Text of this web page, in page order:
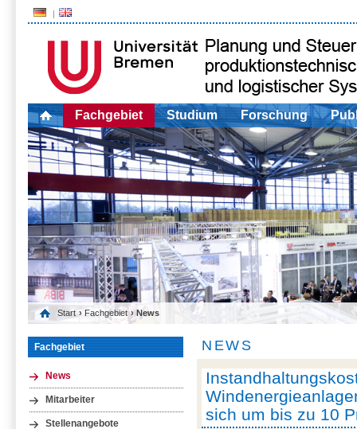
Fachgebiet Studium Forschung
Start › Fachgebiet › News
Fachgebiet
News
Mitarbeiter
Stellenangebote
NEWS
sich um bis zu 10